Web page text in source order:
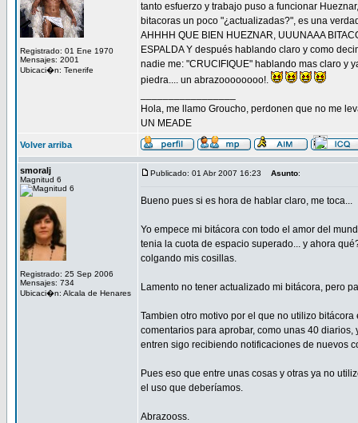
Registrado: 01 Ene 1970
Mensajes: 2001
Ubicaci�n: Tenerife
tanto esfuerzo y trabajo puso a funcionar
bitacoras un poco "¿actualizadas?", es una
AHHHH QUE BIEN HUEZNAR, UUUNAAA
ESPALDA Y después hablando claro y como
nadie me: "CRUCIFIQUE" hablando mas claro y
piedra.... un abrazoooooooo!.
Hola, me llamo Groucho, perdonen que no me
UN MEADE
Volver arriba
smoralj
Magnitud 6
Registrado: 25 Sep 2006
Mensajes: 734
Ubicaci�n: Alcala de Henares
Publicado: 01 Abr 2007 16:23 Asunto:
Bueno pues si es hora de hablar claro, me toca...
Yo empece mi bitácora con todo el amor del
tenia la cuota de espacio superado... y ahora
colgando mis cosillas.
Lamento no tener actualizado mi bitácora, pero
Tambien otro motivo por el que no utilizo
comentarios para aprobar, como unas 40
entren sigo recibiendo notificaciones de nuevos
Pues eso que entre unas cosas y otras ya no
el uso que deberíamos.
Abrazooss.